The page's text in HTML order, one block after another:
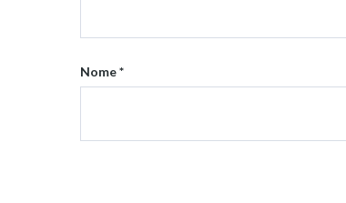
Nome*